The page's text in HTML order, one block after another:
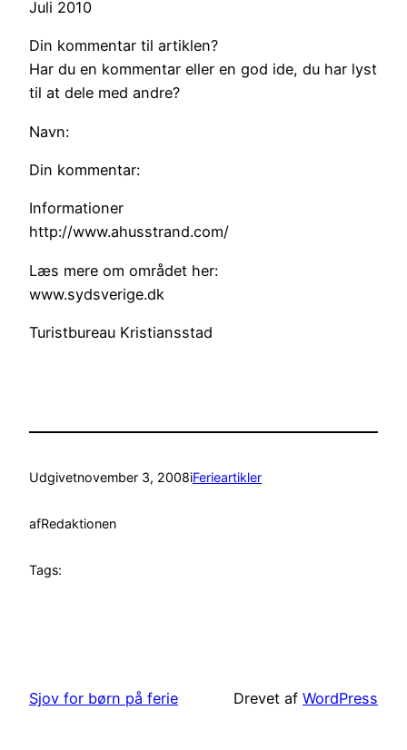
Juli 2010
Din kommentar til artiklen?
Har du en kommentar eller en god ide, du har lyst
til at dele med andre?
Navn:
Din kommentar:
Informationer
http://www.ahusstrand.com/
Læs mere om området her:
www.sydsverige.dk
Turistbureau Kristiansstad
Udgivetnovember 3, 2008iFerieartikler
afRedaktionen
Tags:
Sjov for børn på ferie Drevet af WordPress